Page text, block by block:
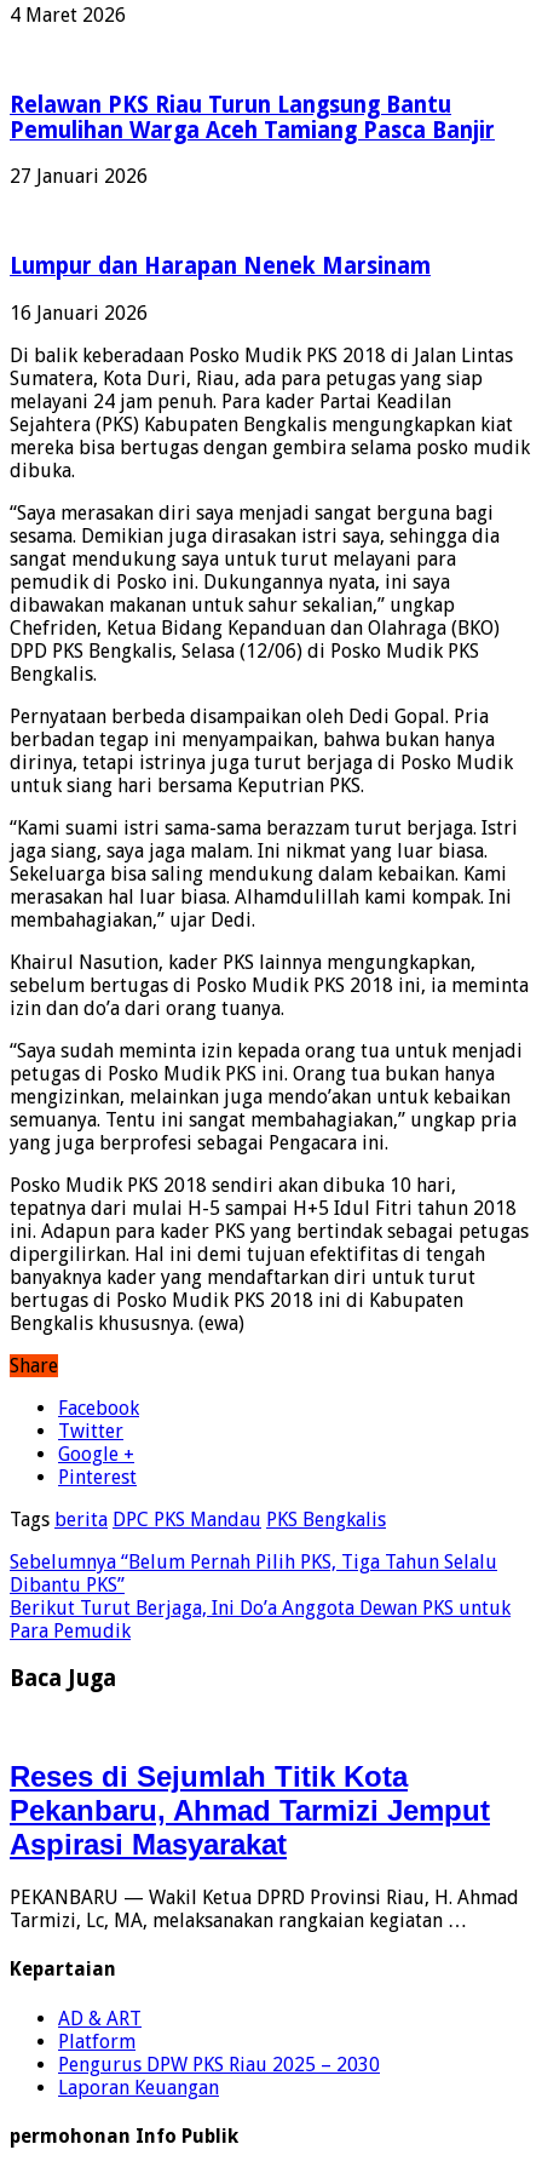
4 Maret 2026
Relawan PKS Riau Turun Langsung Bantu
Pemulihan Warga Aceh Tamiang Pasca Banjir
27 Januari 2026
Lumpur dan Harapan Nenek Marsinam
16 Januari 2026
Di balik keberadaan Posko Mudik PKS 2018 di Jalan Lintas
Sumatera, Kota Duri, Riau, ada para petugas yang siap
melayani 24 jam penuh. Para kader Partai Keadilan
Sejahtera (PKS) Kabupaten Bengkalis mengungkapkan kiat
mereka bisa bertugas dengan gembira selama posko mudik
dibuka.
“Saya merasakan diri saya menjadi sangat berguna bagi
sesama. Demikian juga dirasakan istri saya, sehingga dia
sangat mendukung saya untuk turut melayani para
pemudik di Posko ini. Dukungannya nyata, ini saya
dibawakan makanan untuk sahur sekalian,” ungkap
Chefriden, Ketua Bidang Kepanduan dan Olahraga (BKO)
DPD PKS Bengkalis, Selasa (12/06) di Posko Mudik PKS
Bengkalis.
Pernyataan berbeda disampaikan oleh Dedi Gopal. Pria
berbadan tegap ini menyampaikan, bahwa bukan hanya
dirinya, tetapi istrinya juga turut berjaga di Posko Mudik
untuk siang hari bersama Keputrian PKS.
“Kami suami istri sama-sama berazzam turut berjaga. Istri
jaga siang, saya jaga malam. Ini nikmat yang luar biasa.
Sekeluarga bisa saling mendukung dalam kebaikan. Kami
merasakan hal luar biasa. Alhamdulillah kami kompak. Ini
membahagiakan,” ujar Dedi.
Khairul Nasution, kader PKS lainnya mengungkapkan,
sebelum bertugas di Posko Mudik PKS 2018 ini, ia meminta
izin dan do’a dari orang tuanya.
“Saya sudah meminta izin kepada orang tua untuk menjadi
petugas di Posko Mudik PKS ini. Orang tua bukan hanya
mengizinkan, melainkan juga mendo’akan untuk kebaikan
semuanya. Tentu ini sangat membahagiakan,” ungkap pria
yang juga berprofesi sebagai Pengacara ini.
Posko Mudik PKS 2018 sendiri akan dibuka 10 hari,
tepatnya dari mulai H-5 sampai H+5 Idul Fitri tahun 2018
ini. Adapun para kader PKS yang bertindak sebagai petugas
dipergilirkan. Hal ini demi tujuan efektifitas di tengah
banyaknya kader yang mendaftarkan diri untuk turut
bertugas di Posko Mudik PKS 2018 ini di Kabupaten
Bengkalis khususnya. (ewa)
Share
Facebook
Twitter
Google +
Pinterest
Tags berita DPC PKS Mandau PKS Bengkalis
Sebelumnya “Belum Pernah Pilih PKS, Tiga Tahun Selalu
Dibantu PKS”
Berikut Turut Berjaga, Ini Do’a Anggota Dewan PKS untuk
Para Pemudik
Baca Juga
Reses di Sejumlah Titik Kota
Pekanbaru, Ahmad Tarmizi Jemput
Aspirasi Masyarakat
PEKANBARU — Wakil Ketua DPRD Provinsi Riau, H. Ahmad
Tarmizi, Lc, MA, melaksanakan rangkaian kegiatan …
Kepartaian
AD & ART
Platform
Pengurus DPW PKS Riau 2025 – 2030
Laporan Keuangan
permohonan Info Publik